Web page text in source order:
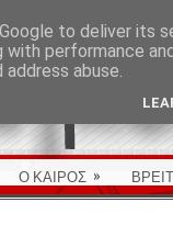
Ο ΚΑΙΡΟΣ »
to deliver its
with performance
abuse.